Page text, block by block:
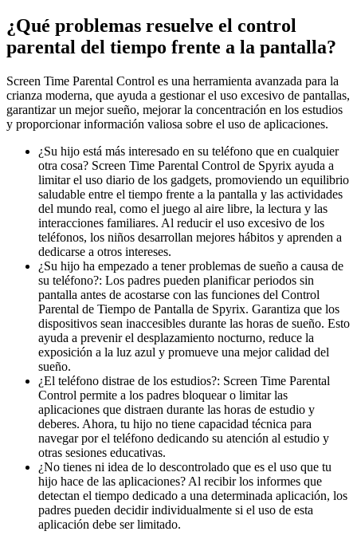
¿Qué problemas resuelve el control
parental del tiempo frente a la pantalla?
Screen Time Parental Control es una herramienta avanzada para la
crianza moderna, que ayuda a gestionar el uso excesivo de pantallas,
garantizar un mejor sueño, mejorar la concentración en los estudios
y proporcionar información valiosa sobre el uso de aplicaciones.
¿Su hijo está más interesado en su teléfono que en cualquier
otra cosa? Screen Time Parental Control de Spyrix ayuda a
limitar el uso diario de los gadgets, promoviendo un equilibrio
saludable entre el tiempo frente a la pantalla y las actividades
del mundo real, como el juego al aire libre, la lectura y las
interacciones familiares. Al reducir el uso excesivo de los
teléfonos, los niños desarrollan mejores hábitos y aprenden a
dedicarse a otros intereses.
¿Su hijo ha empezado a tener problemas de sueño a causa de
su teléfono?: Los padres pueden planificar periodos sin
pantalla antes de acostarse con las funciones del Control
Parental de Tiempo de Pantalla de Spyrix. Garantiza que los
dispositivos sean inaccesibles durante las horas de sueño. Esto
ayuda a prevenir el desplazamiento nocturno, reduce la
exposición a la luz azul y promueve una mejor calidad del
sueño.
¿El teléfono distrae de los estudios?: Screen Time Parental
Control permite a los padres bloquear o limitar las
aplicaciones que distraen durante las horas de estudio y
deberes. Ahora, tu hijo no tiene capacidad técnica para
navegar por el teléfono dedicando su atención al estudio y
otras sesiones educativas.
¿No tienes ni idea de lo descontrolado que es el uso que tu
hijo hace de las aplicaciones? Al recibir los informes que
detectan el tiempo dedicado a una determinada aplicación, los
padres pueden decidir individualmente si el uso de esta
aplicación debe ser limitado.